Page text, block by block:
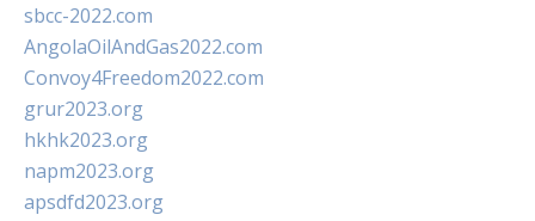
sbcc-2022.com
AngolaOilAndGas2022.com
Convoy4Freedom2022.com
grur2023.org
hkhk2023.org
napm2023.org
apsdfd2023.org